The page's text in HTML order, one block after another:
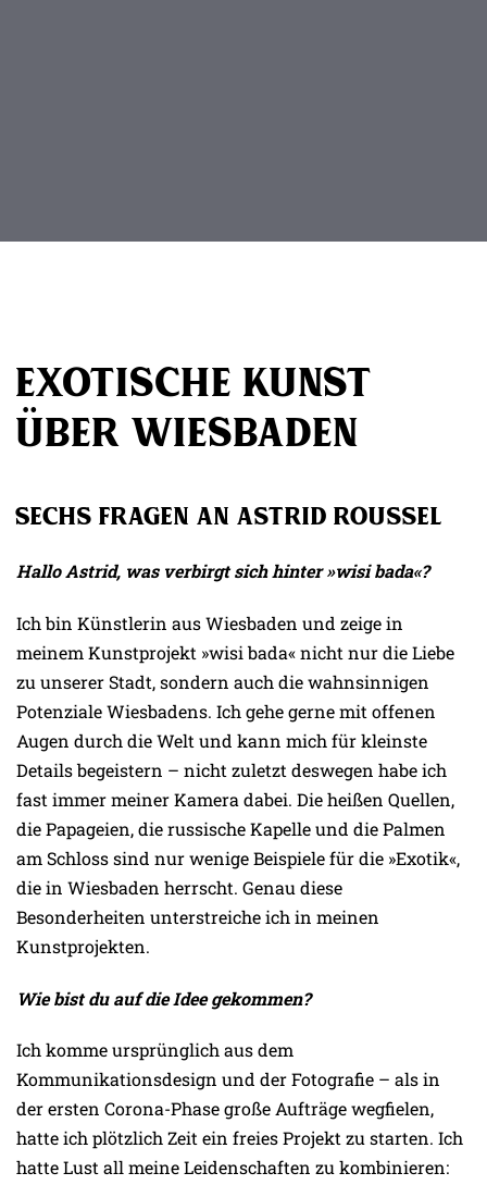
Exotische Kunst
über Wiesbaden
Sechs Fragen an Astrid Roussel
Hallo Astrid, was verbirgt sich hinter »wisi bada«?
Ich bin Künstlerin aus Wiesbaden und zeige in
meinem Kunstprojekt »wisi bada« nicht nur die Liebe
zu unserer Stadt, sondern auch die wahnsinnigen
Potenziale Wiesbadens. Ich gehe gerne mit offenen
Augen durch die Welt und kann mich für kleinste
Details begeistern – nicht zuletzt deswegen habe ich
fast immer meiner Kamera dabei. Die heißen Quellen,
die Papageien, die russische Kapelle und die Palmen
am Schloss sind nur wenige Beispiele für die »Exotik«,
die in Wiesbaden herrscht. Genau diese
Besonderheiten unterstreiche ich in meinen
Kunstprojekten.
Wie bist du auf die Idee gekommen?
Ich komme ursprünglich aus dem
Kommunikationsdesign und der Fotografie – als in
der ersten Corona-Phase große Aufträge wegfielen,
hatte ich plötzlich Zeit ein freies Projekt zu starten. Ich
hatte Lust all meine Leidenschaften zu kombinieren:
Beitragsnavigation